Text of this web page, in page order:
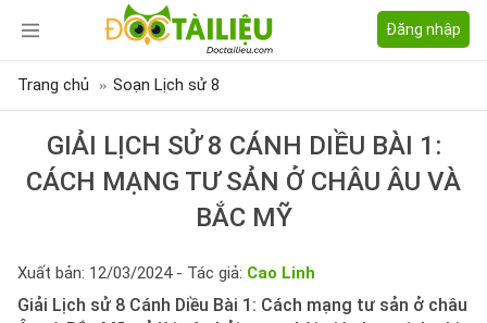
Đăng nhập
Trang chủ Soạn Lịch sử 8
GIẢI LỊCH SỬ 8 CÁNH DIỀU BÀI 1:
CÁCH MẠNG TƯ SẢN Ở CHÂU ÂU VÀ
BẮC MỸ
Xuất bản: 12/03/2024 - Tác giả: Cao Linh
Giải Lịch sử 8 Cánh Diều Bài 1: Cách mạng tư sản ở châu